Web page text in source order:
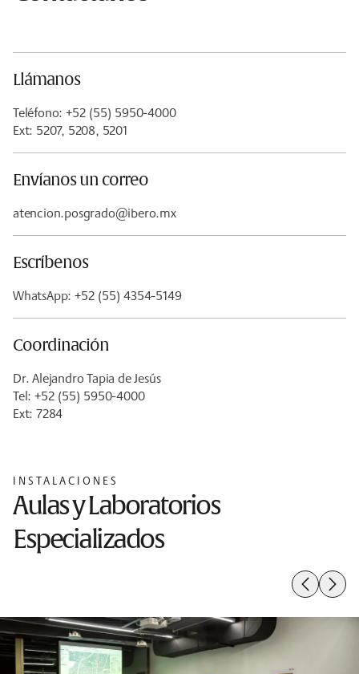
Llámanos
Teléfono: +52 (55) 5950-4000
Ext: 5207, 5208, 5201
Envíanos un correo
atencion.posgrado@ibero.mx
Escríbenos
WhatsApp: +52 (55) 4354-5149
Coordinación
Dr. Alejandro Tapia de Jesús
Tel: +52 (55) 5950-4000
Ext: 7284
INSTALACIONES
Aulas y Laboratorios
Especializados